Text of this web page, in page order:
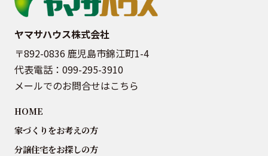
ヤマサハウス株式会社
〒892-0836 鹿児島市錦江町1-4
代表電話： 099-295-3910
メールでのお問合せはこちら
HOME
家づくりをお考えの方
分譲住宅をお探しの方